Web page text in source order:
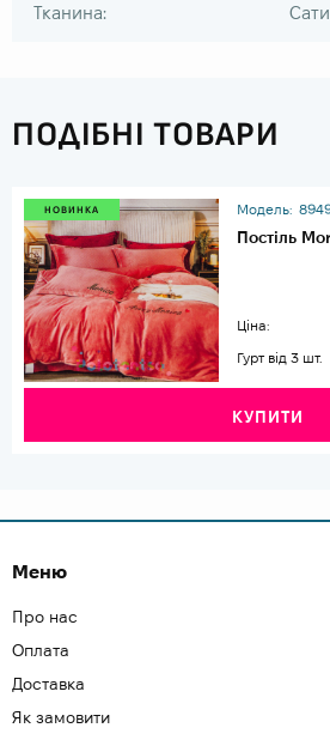
Тканина:
ПОДІБНІ ТОВАРИ
НОВИНКА Модель:
Постіль
Ціна:
Гурт від 3 шт.
КУПИТИ
Меню
Про нас
Оплата
Доставка
Як замовити